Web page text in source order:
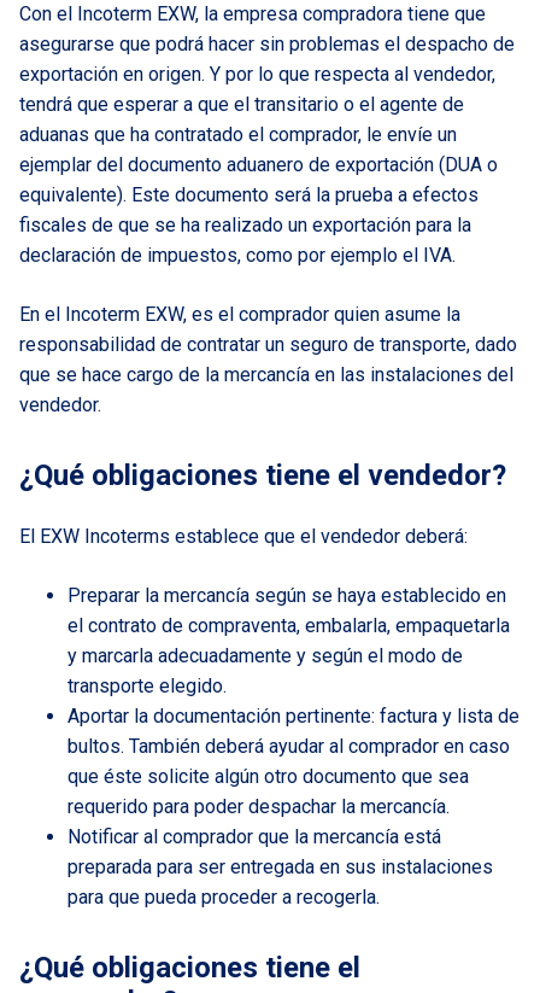
Con el Incoterm EXW, la empresa compradora tiene que
asegurarse que podrá hacer sin problemas el despacho de
exportación en origen. Y por lo que respecta al vendedor,
tendrá que esperar a que el transitario o el agente de
aduanas que ha contratado el comprador, le envíe un
ejemplar del documento aduanero de exportación (DUA o
equivalente). Este documento será la prueba a efectos
fiscales de que se ha realizado un exportación para la
declaración de impuestos, como por ejemplo el IVA.
En el Incoterm EXW, es el comprador quien asume la
responsabilidad de contratar un seguro de transporte, dado
que se hace cargo de la mercancía en las instalaciones del
vendedor.
¿Qué obligaciones tiene el vendedor?
El EXW Incoterms establece que el vendedor deberá:
Preparar la mercancía según se haya establecido en
el contrato de compraventa, embalarla, empaquetarla
y marcarla adecuadamente y según el modo de
transporte elegido.
Aportar la documentación pertinente: factura y lista de
bultos. También deberá ayudar al comprador en caso
que éste solicite algún otro documento que sea
requerido para poder despachar la mercancía.
Notificar al comprador que la mercancía está
preparada para ser entregada en sus instalaciones
para que pueda proceder a recogerla.
¿Qué obligaciones tiene el